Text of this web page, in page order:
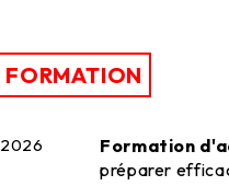
FORMATION
2026 Formation
préparer